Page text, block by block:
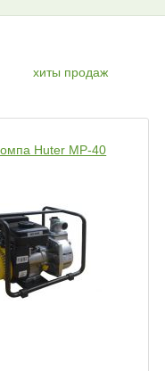
хиты продаж
Huter MP-40